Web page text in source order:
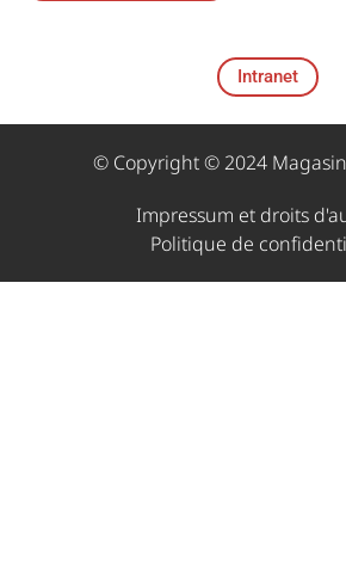
Intranet
© Copyright © 2024
Impressum et droits
Politique de